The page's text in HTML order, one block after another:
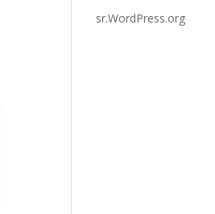
sr.WordPress.org